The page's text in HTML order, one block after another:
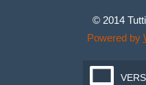
© 2014
Powered by